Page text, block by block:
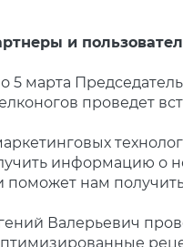
и
5 марта
проведет
информацию о
поможет нам
Валерьевич